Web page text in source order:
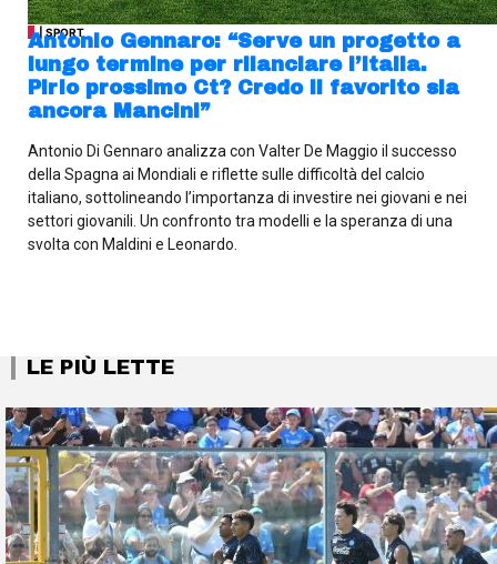
| SPORT
Antonio Gennaro: “Serve un progetto a
lungo termine per rilanciare l’Italia.
Pirlo prossimo Ct? Credo il favorito sia
ancora Mancini”
Antonio Di Gennaro analizza con Valter De Maggio il successo
della Spagna ai Mondiali e riflette sulle difficoltà del calcio
italiano, sottolineando l’importanza di investire nei giovani e nei
settori giovanili. Un confronto tra modelli e la speranza di una
svolta con Maldini e Leonardo.
LE PIÙ LETTE